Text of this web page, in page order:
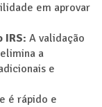
em aprovar
IRS: A validação
a
e
é rápido e